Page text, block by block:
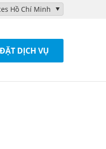
Hồ Chí Minh
ĐẶT DỊCH VỤ